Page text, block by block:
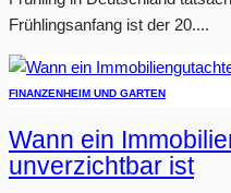
Frühlingsanfang ist der 20....
FINANZENHEIM UND GARTEN
Wann ein
unverzichtbar ist